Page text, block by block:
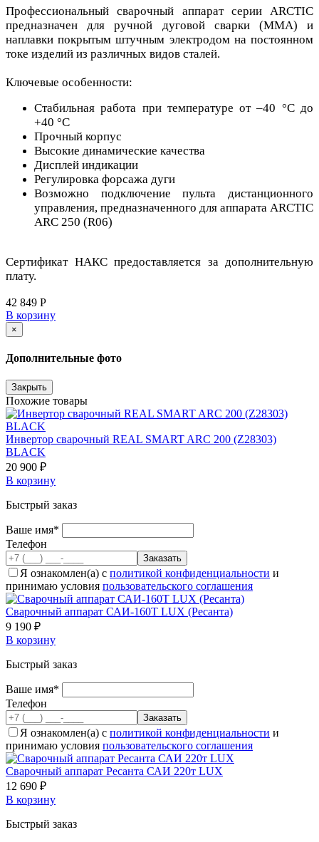
Профессиональный сварочный аппарат серии ARCTIC
предназначен для ручной дуговой сварки (MMA) и
наплавки покрытым штучным электродом на постоянном
токе изделий из различных видов сталей.
Ключевые особенности:
Стабильная работа при температуре от –40 °С до
+40 °С
Прочный корпус
Высокие динамические качества
Дисплей индикации
Регулировка форсажа дуги
Возможно подключение пульта дистанционного
управления, предназначенного для аппарата ARCTIC
ARC 250 (R06)
Сертификат НАКС предоставляется за дополнительную
плату.
42 849 Р
В корзину
×
Дополнительные фото
Закрыть
Похожие товары
Инвертор сварочный REAL SMART ARC 200 (Z28303)
BLACK
20 900 ₽
В корзину
Быстрый заказ
Ваше имя*
Телефон
Я ознакомлен(а) с политикой конфиденциальности и
принимаю условия пользовательского соглашения
Сварочный аппарат САИ-160Т LUX (Ресанта)
9 190 ₽
В корзину
Быстрый заказ
Ваше имя*
Телефон
Я ознакомлен(а) с политикой конфиденциальности и
принимаю условия пользовательского соглашения
Сварочный аппарат Ресанта САИ 220т LUX
12 690 ₽
В корзину
Быстрый заказ